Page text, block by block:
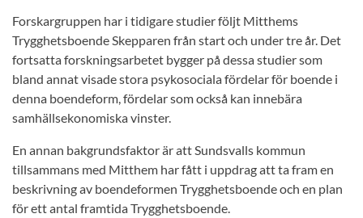
Forskargruppen har i tidigare studier följt Mitthems
Trygghetsboende Skepparen från start och under tre år. Det
fortsatta forskningsarbetet bygger på dessa studier som
bland annat visade stora psykosociala fördelar för boende i
denna boendeform, fördelar som också kan innebära
samhällsekonomiska vinster.
En annan bakgrundsfaktor är att Sundsvalls kommun
tillsammans med Mitthem har fått i uppdrag att ta fram en
beskrivning av boendeformen Trygghetsboende och en plan
för ett antal framtida Trygghetsboende.